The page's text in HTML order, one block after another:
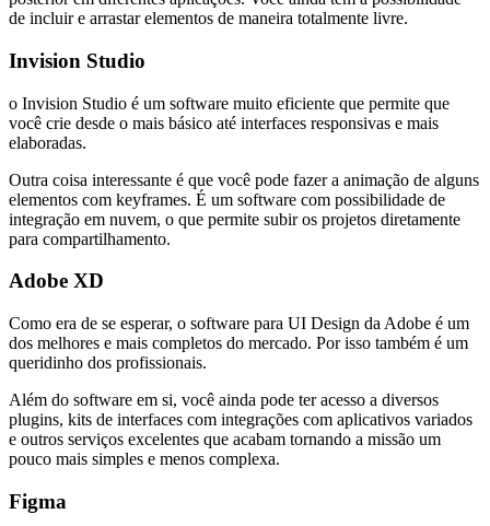
de incluir e arrastar elementos de maneira totalmente livre.
Invision Studio
o Invision Studio é um software muito eficiente que permite que
você crie desde o mais básico até interfaces responsivas e mais
elaboradas.
Outra coisa interessante é que você pode fazer a animação de alguns
elementos com keyframes. É um software com possibilidade de
integração em nuvem, o que permite subir os projetos diretamente
para compartilhamento.
Adobe XD
Como era de se esperar, o software para UI Design da Adobe é um
dos melhores e mais completos do mercado. Por isso também é um
queridinho dos profissionais.
Além do software em si, você ainda pode ter acesso a diversos
plugins, kits de interfaces com integrações com aplicativos variados
e outros serviços excelentes que acabam tornando a missão um
pouco mais simples e menos complexa.
Figma